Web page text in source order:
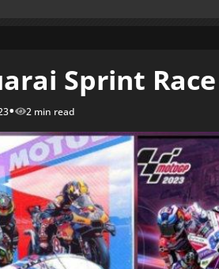
Sprint
• 2 min read